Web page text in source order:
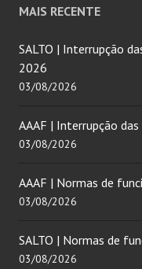
MAIS RECENTE
SALTO | Interrupção
2026
03/08/2026
AAAF | Interrupção
03/08/2026
AAAF | Normas de
03/08/2026
SALTO | Normas de
03/08/2026